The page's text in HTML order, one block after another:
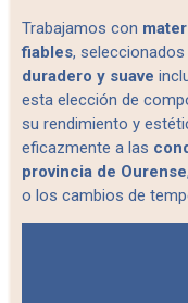
Trabajamos con
fiables,
duradero y suave
esta elección de
su rendimiento y
eficazmente a las
provincia de Ourense
o los cambios de